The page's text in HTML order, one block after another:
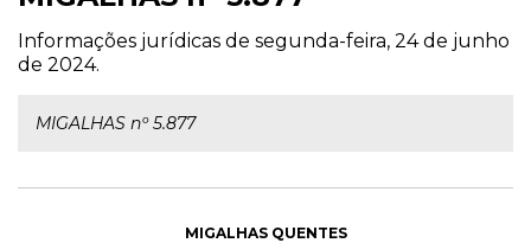
Informações jurídicas de segunda-feira, 24 de junho
de 2024.
MIGALHAS nº 5.877
MIGALHAS QUENTES